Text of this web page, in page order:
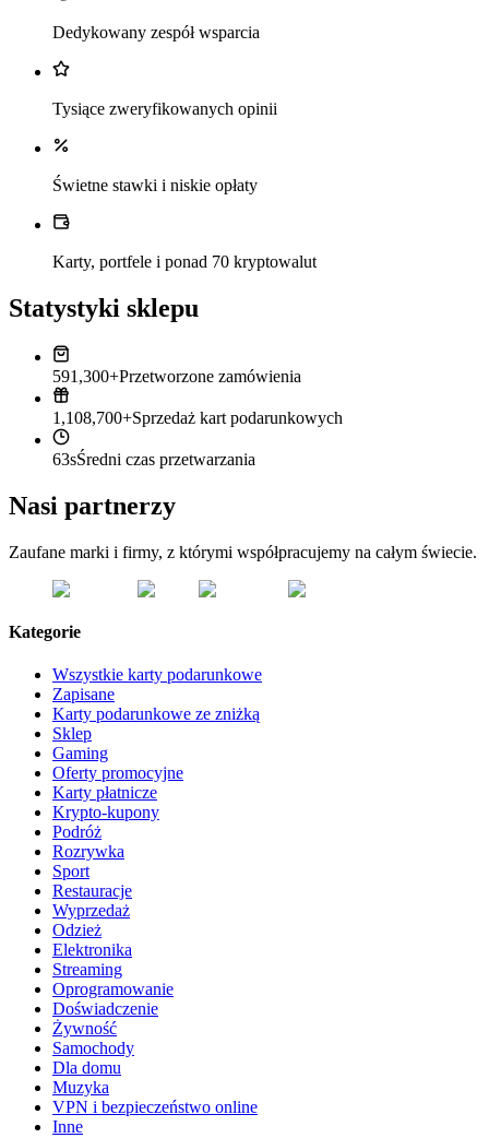
Dedykowany zespół wsparcia
Tysiące zweryfikowanych opinii
Świetne stawki i niskie opłaty
Karty, portfele i ponad 70 kryptowalut
Statystyki sklepu
591,300+Przetworzone zamówienia
1,108,700+Sprzedaż kart podarunkowych
63sŚredni czas przetwarzania
Nasi partnerzy
Zaufane marki i firmy, z którymi współpracujemy na całym świecie.
Kategorie
Wszystkie karty podarunkowe
Zapisane
Karty podarunkowe ze zniżką
Sklep
Gaming
Oferty promocyjne
Karty płatnicze
Krypto-kupony
Podróż
Rozrywka
Sport
Restauracje
Wyprzedaż
Odzież
Elektronika
Streaming
Oprogramowanie
Doświadczenie
Żywność
Samochody
Dla domu
Muzyka
VPN i bezpieczeństwo online
Inne